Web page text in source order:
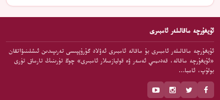
ئۇيغۇرچە ماقالىلەر ئامبىرى
ئۇيغۇرچە ماقالىلەر ئامبىرى بۇ ماقالە ئامبىرى ئەۋلاد گۇرۇپپىسى تەرىپىدىن ئىشلىنىۋاتقان
«ئۇيغۇرچە ماقالە، قەدىمىي ئەسەر ۋە قوليازمىلار ئامبىرى» چوڭ تۈرىنىڭ تارماق تۈرى
بولۇپ، ئامبا…